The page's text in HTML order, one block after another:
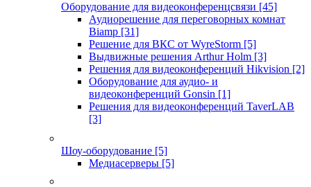
Оборудование для видеоконференцсвязи [45]
Аудиорешение для переговорных комнат
Biamp [31]
Решение для ВКС от WyreStorm [5]
Выдвижные решения Arthur Holm [3]
Решения для видеоконференций Hikvision [2]
Оборудование для аудио- и
видеоконференций Gonsin [1]
Решения для видеоконференций TaverLAB
[3]
Шоу-оборудование [5]
Медиасерверы [5]